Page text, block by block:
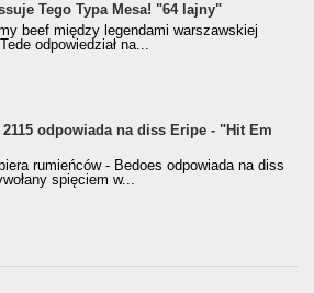
Tego Typa Mesa! "64 lajny"
beef między legendami warszawskiej
odpowiedział na...
2115 odpowiada na diss Eripe - "Hit Em
rumieńców - Bedoes odpowiada na diss
spięciem w...